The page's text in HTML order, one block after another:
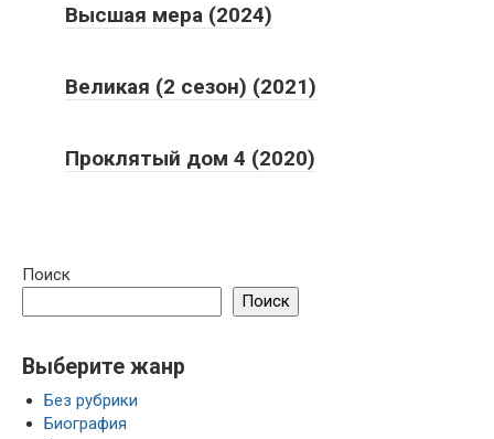
Высшая мера (2024)
Великая (2 сезон) (2021)
Проклятый дом 4 (2020)
Поиск
Поиск
Выберите жанр
Без рубрики
Биография